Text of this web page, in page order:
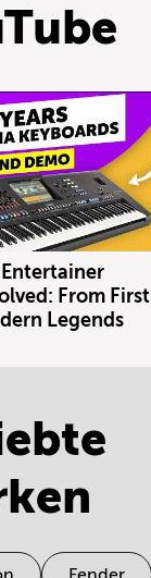
Entertainer
From First
Legends